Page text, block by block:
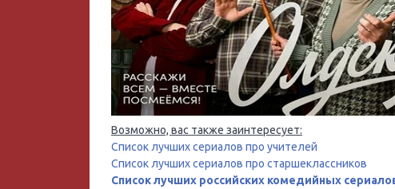
Возможно, вас также заинтересует:
Список лучших сериалов про учителей
Список лучших сериалов про старшеклассников
Список лучших российских комедийных